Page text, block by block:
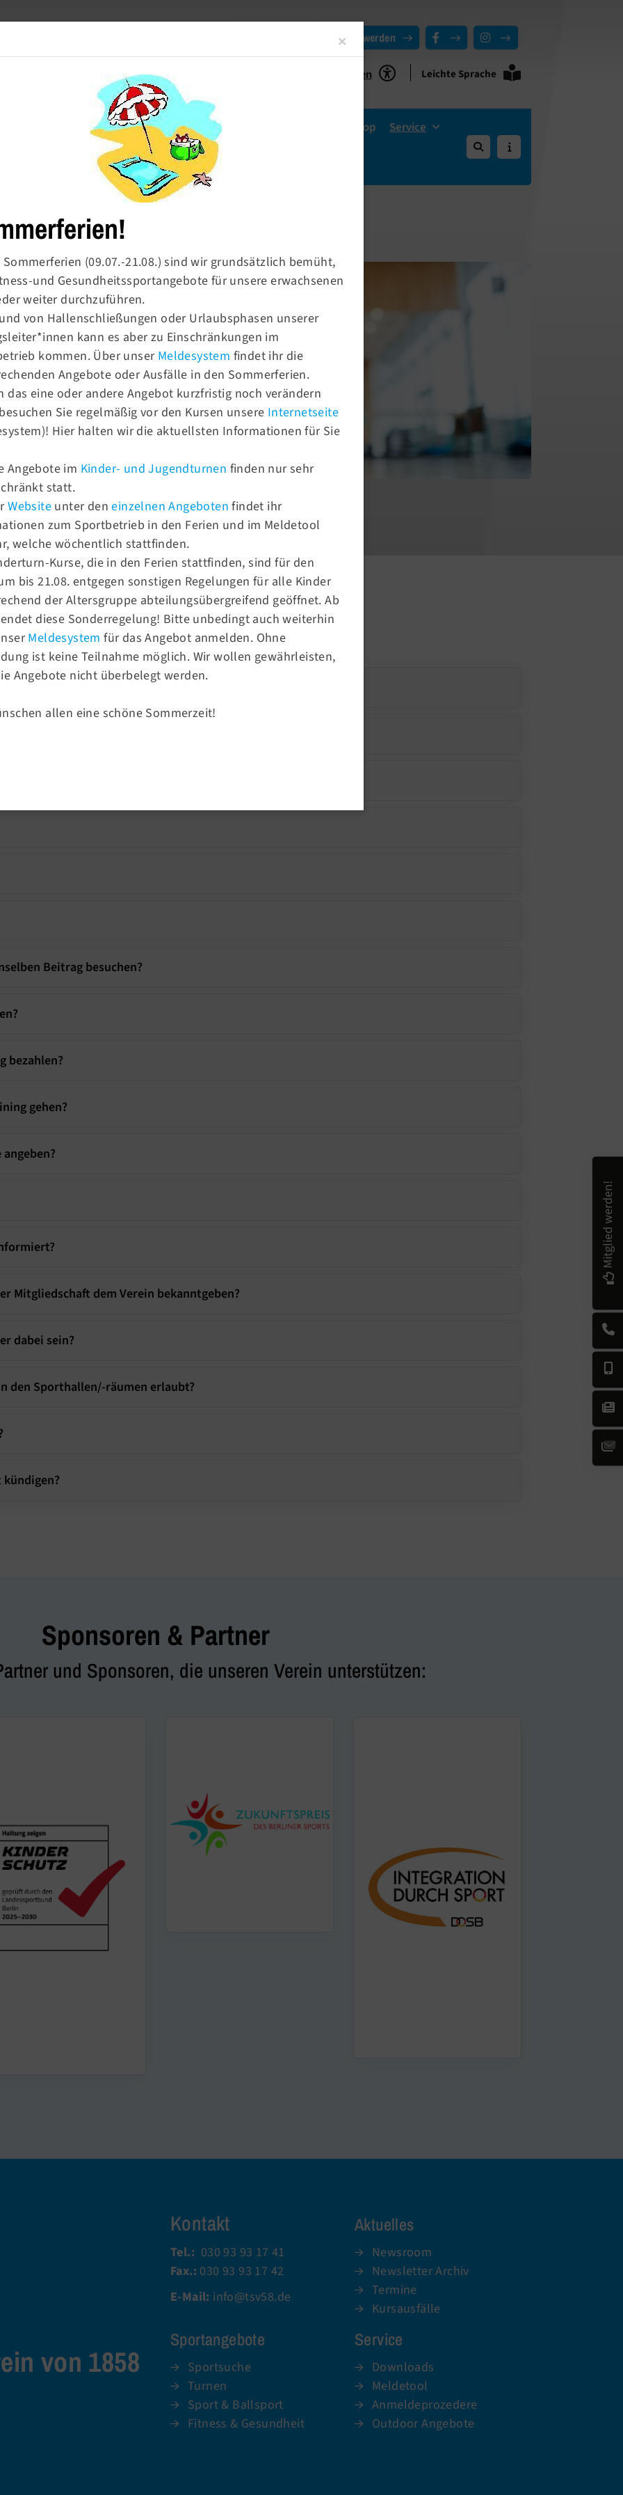
Mitglied werden
Barrierefreie Funktionen Leichte Sprache
Sport & Ballsport Fitness & Gesundheit Vereins-Shop Service
FAQ´s
anmelden?
Beitrag besuchen?
bezahlen?
gehen?
Mitgliedschaft dem Verein bekanntgeben?
dabei sein?
den Sporthallen/-räumen erlaubt?
Sponsoren & Partner
und Sponsoren, die unseren Verein unterstützen:
von 1858
Kontakt
Tel.: 030 93 93 17 41
Fax.: 030 93 93 17 42
E-Mail: info@tsv58.de
Aktuelles
Newsroom
Newsletter Archiv
Termine
Kursausfälle
Sportangebote
Sportsuche
Turnen
Sport & Ballsport
Fitness & Gesundheit
Service
Downloads
Meldetool
Anmeldeprozedere
Outdoor Angebote
Mitglied werden!
von 1858
Kontakt
Tel.: 030 93 93 17 41
Fax.:030 93 93 17 42
E-Mail:info@tsv58.de
Sportangebote
Turnen
× Close
(09.07.-21.08.) sind wir grundsätzlich bemüht,
und Gesundheitssportangebote für unsere erwachsenen
weiter durchzuführen.
von Hallenschließungen oder Urlaubsphasen unserer
kann es aber zu Einschränkungen im
kommen. Über unser Meldesystem findet ihr die
Angebote oder Ausfälle in den Sommerferien.
das eine oder andere Angebot kurzfristig noch verändern
Sie regelmäßig vor den Kursen unsere Internetseite
Hier halten wir die aktuellsten Informationen für Sie
Angebote im Kinder- und Jugendturnen finden nur sehr
statt.
Website unter deneinzelnen Angeboten findet ihr
zum Sportbetrieb in den Ferien und im Meldetool
welche wöchentlich stattfinden.
Kurse, die in den Ferien stattfinden, sind für den
bis 21.08. entgegen sonstigen Regelungen für alle Kinder
der Altersgruppe abteilungsübergreifend geöffnet. Ab
diese Sonderregelung! Bitte unbedingt auch weiterhin
Meldesystem für das Angebot anmelden. Ohne
ist keine Teilnahme möglich. Wir wollen gewährleisten,
Angebote nicht überbelegt werden.
allen eine schöne Sommerzeit!